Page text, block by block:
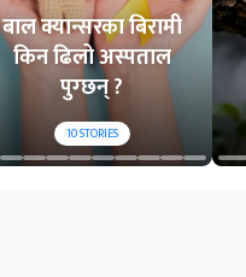
बाल क्यान्सरका बिरामी
किन ढिलो अस्पताल
पुग्छन् ?
10STORIES